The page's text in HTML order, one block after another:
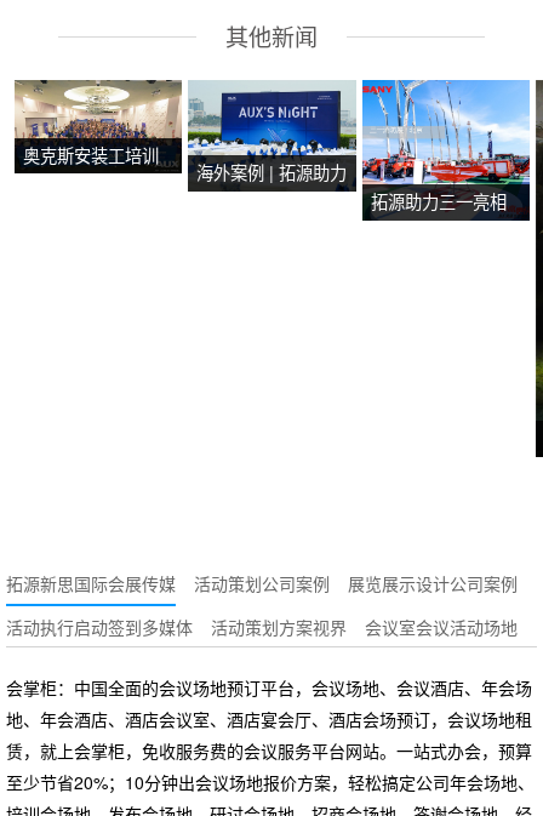
其他新闻
奥克斯安装工培训
海外案例 | 拓源助力
拓源助力三一亮相
拓源新思国际会展传媒 活动策划公司案例
展览展示设计公司案例
活动执行启动签到多媒体
活动策划方案视界 会议室会议活动场地
会掌柜：中国全面的会议场地预订平台，会议场地、会议酒店、年会场
地、年会酒店、酒店会议室、酒店宴会厅、酒店会场预订，会议场地租
赁，就上会掌柜，免收服务费的会议服务平台网站。一站式办会，预算
至少节省20%；10分钟出会议场地报价方案，轻松搞定公司年会场地、